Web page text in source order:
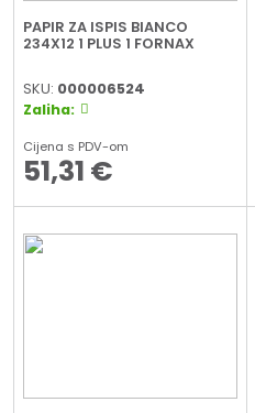
PAPIR ZA ISPIS BIANCO
234X12 1 PLUS 1 FORNAX
SKU: 000006524
Zaliha:
Cijena s PDV-om
51,31 €